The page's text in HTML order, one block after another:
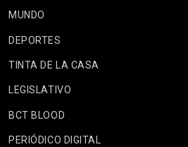
MUNDO
DEPORTES
TINTA DE LA CASA
LEGISLATIVO
BCT BLOOD
PERIÓDICO DIGITAL